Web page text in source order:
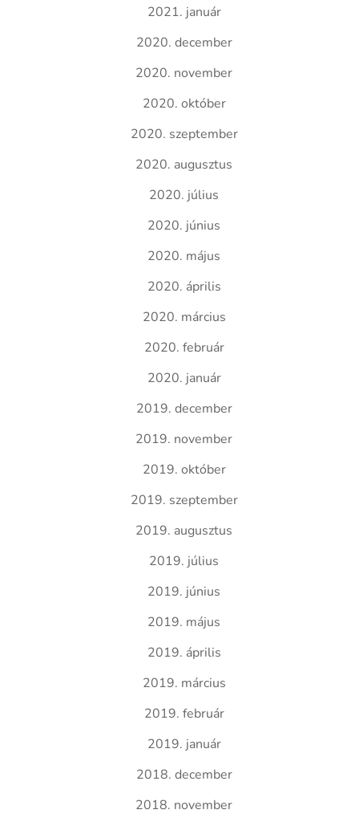
2021. január
2020. december
2020. november
2020. október
2020. szeptember
2020. augusztus
2020. július
2020. június
2020. május
2020. április
2020. március
2020. február
2020. január
2019. december
2019. november
2019. október
2019. szeptember
2019. augusztus
2019. július
2019. június
2019. május
2019. április
2019. március
2019. február
2019. január
2018. december
2018. november